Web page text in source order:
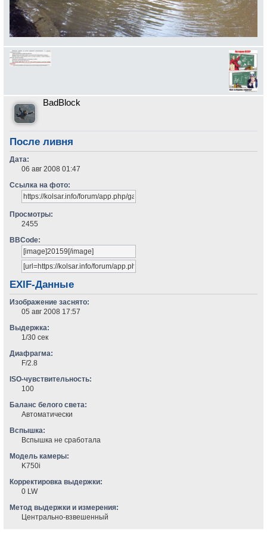
BadBlock
После ливня
Дата:
06 авг 2008 01:47
Ссылка на фото:
Просмотры:
2455
BBCode:
EXIF-Данные
Изображение заснято:
05 авг 2008 17:57
Выдержка:
1/30 сек
Диафрагма:
F/2.8
ISO-чувствительность:
100
Баланс белого света:
Автоматически
Вспышка:
Вспышка не сработала
Модель камеры:
K750i
Корректировка выдержки:
0 LW
Метод выдержки и измерения:
Центрально-взвешенный